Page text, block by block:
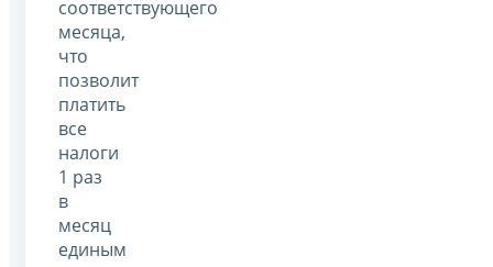
соответствующего
месяца,
что
позволит
платить
все
налоги
1 раз
в
месяц
единым